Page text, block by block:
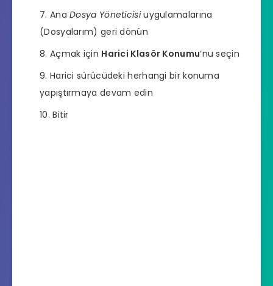
AnaDosya Yöneticisiuygulamalarına
(Dosyalarım) geri dönün
Açmak için Harici Klasör Konumu‘nu seçin
Harici sürücüdeki herhangi bir konuma
yapıştırmaya devam edin
Bitir